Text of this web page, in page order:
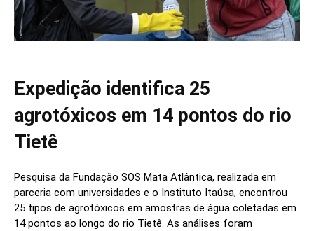
Expedição identifica 25
agrotóxicos em 14 pontos do rio
Tietê
Pesquisa da Fundação SOS Mata Atlântica, realizada em
parceria com universidades e o Instituto Itaúsa, encontrou
25 tipos de agrotóxicos em amostras de água coletadas em
14 pontos ao longo do rio Tietê. As análises foram